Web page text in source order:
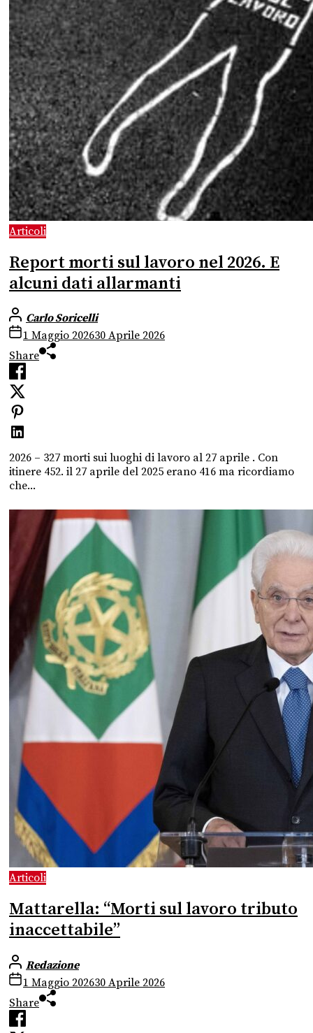
Articoli
Report morti sul lavoro nel 2026. E
alcuni dati allarmanti
Carlo Soricelli
1 Maggio 202630 Aprile 2026
Share
2026 – 327 morti sui luoghi di lavoro al 27 aprile . Con
itinere 452. il 27 aprile del 2025 erano 416 ma ricordiamo
che...
Articoli
Mattarella: “Morti sul lavoro tributo
inaccettabile”
Redazione
1 Maggio 202630 Aprile 2026
Share